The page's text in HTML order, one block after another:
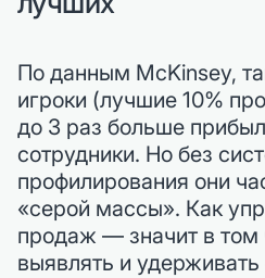
По данным McKinsey,
игроки (лучшие 10%
до 3 раз больше
сотрудники. Но без
профилирования они
«серой массы». Как
продаж — значит в том
выявлять и